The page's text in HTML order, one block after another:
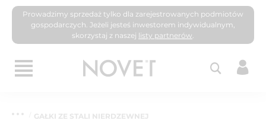
Prowadzimy sprzedaż tylko dla zarejestrowanych podmiotów
gospodarczych. Jeżeli jesteś inwestorem indywidualnym,
skorzystaj z naszej listy partnerów.
GAŁKI ZE STALI NIERDZEWNEJ